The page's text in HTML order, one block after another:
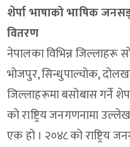
शेर्पा भाषाको भाषिक
वितरण
नेपालका विभिन्न जिल्लाहरू
भोजपुर, सिन्धुपाल्चोक,
जिल्लाहरूमा बसोबास गर्ने
को राष्ट्रिय जनगणनामा
एक हो । २०४८ को राष्ट्रिय